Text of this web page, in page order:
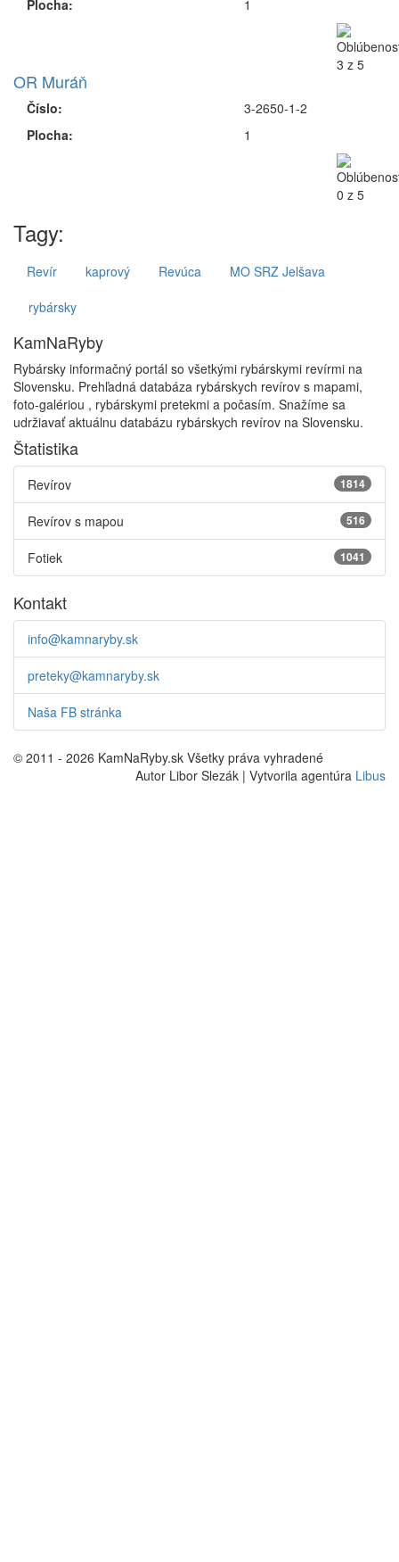
Plocha:
1
OR Muráň
Číslo:
Plocha:
3-2650-1-2
1
Tagy:
Revír kaprový Revúca
MO SRZ Jelšava
rybársky
KamNaRyby
Rybársky informačný portál so všetkými rybárskymi revírmi na
Slovensku. Prehľadná databáza rybárskych revírov s mapami,
foto-galériou , rybárskymi pretekmi a počasím. Snažíme sa
udržiavať aktuálnu databázu rybárskych revírov na Slovensku.
Štatistika
1814
Revírov
516
Revírov s mapou
1041
Fotiek
Kontakt
info@kamnaryby.sk
preteky@kamnaryby.sk
Naša FB stránka
© 2011 - 2026 KamNaRyby.sk Všetky práva vyhradené
Autor Libor Slezák | Vytvorila agentúra Libus